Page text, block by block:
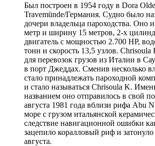
Был построен в 1954 году в Dora
Travemünde/Германия. Судно было
дочери владельца пароходства. Оно
метр и ширину 15 метров, 2-х
двигатель с мощностью 2.700 HP,
тонн и скорость 13,5 узлов. Chrisoula
для перевозок грузов из Италии в
в порт Джеддах. Сменив несколько
стало принадлежать пароходной
и стало называться Chrisoula K.
названием оно отправилось в свой
августа 1981 года вблизи рифа Abu
море с грузом итальянской
следствие навигационной ошибки
зацепило коралловый риф и
августа.